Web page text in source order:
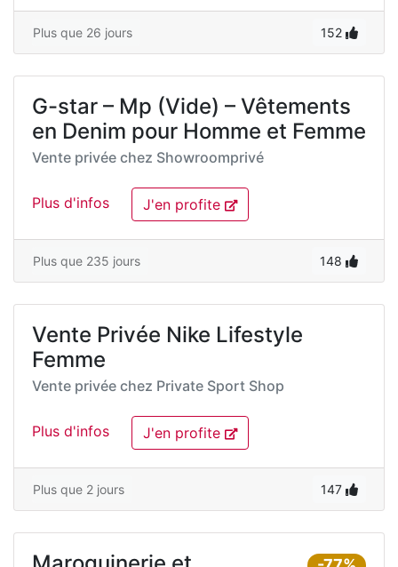
Plus que 26 jours 152
G-star – Mp (Vide) – Vêtements
en Denim pour Homme et Femme
Vente privée chez Showroomprivé
Plus d'infos J'en profite
Plus que 235 jours 148
Vente Privée Nike Lifestyle
Femme
Vente privée chez Private Sport Shop
Plus d'infos J'en profite
Plus que 2 jours 147